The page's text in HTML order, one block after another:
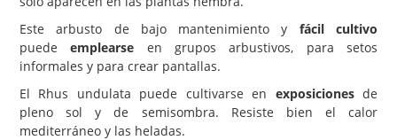
Este arbusto de bajo mantenimiento y fácil cultivo
puedeemplearse en grupos arbustivos, para setos
informales y para crear pantallas.
El Rhus undulata puede cultivarse en exposicionesde
pleno sol y de semisombra. Resiste bien el calor
mediterráneo y las heladas.